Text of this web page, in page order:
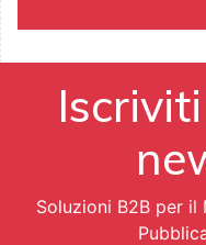
Soluzioni B2B per il